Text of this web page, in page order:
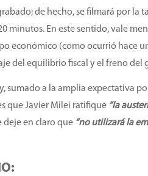
de hecho, se filmará por la
minutos. En este sentido, vale
económico (como ocurrió hace
del equilibrio fiscal y el freno del
sumado a la amplia expectativa
que Javier Milei ratifique “la
deje en claro que “no utilizará la